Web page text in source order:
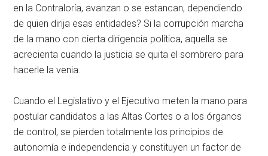
en la Contraloría, avanzan o se estancan, dependiendo
de quien dirija esas entidades? Si la corrupción marcha
de la mano con cierta dirigencia política, aquella se
acrecienta cuando la justicia se quita el sombrero para
hacerle la venia.
Cuando el Legislativo y el Ejecutivo meten la mano para
postular candidatos a las Altas Cortes o a los órganos
de control, se pierden totalmente los principios de
autonomía e independencia y constituyen un factor de